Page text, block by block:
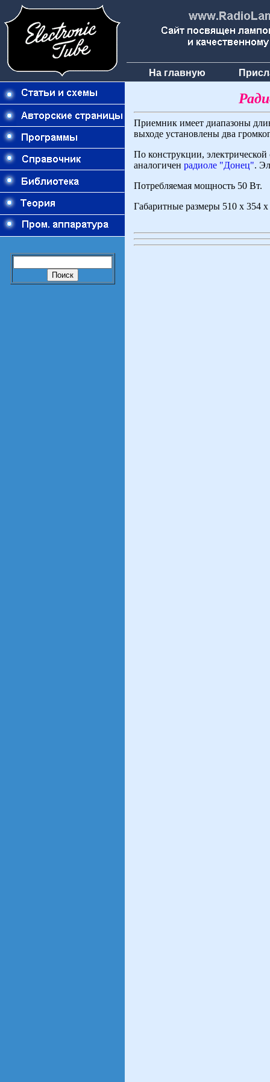
На главную
Приемник имеет диапазоны
выходе установлены два
По конструкции,
аналогичен радиоле "Донец".
Потребляемая мощность 50 Вт.
Габаритные размеры 510 x 354 x